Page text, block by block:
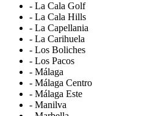
- La Cala Golf
- La Cala Hills
- La Capellania
- La Carihuela
- Los Boliches
- Los Pacos
- Málaga
- Málaga Centro
- Málaga Este
- Manilva